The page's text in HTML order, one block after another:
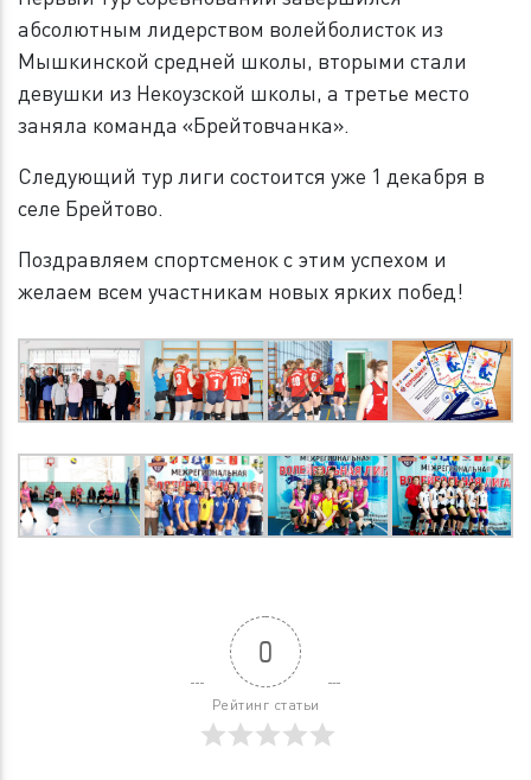
абсолютным лидерством волейболисток из
Мышкинской средней школы, вторыми стали
девушки из Некоузской школы, а третье место
заняла команда «Брейтовчанка».
Следующий тур лиги состоится уже 1 декабря в
селе Брейтово.
Поздравляем спортсменок с этим успехом и
желаем всем участникам новых ярких побед!
0
Рейтинг статьи